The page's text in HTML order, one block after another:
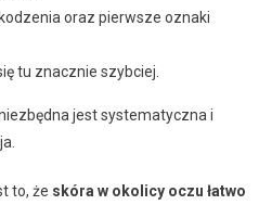
oraz pierwsze oznaki
tu znacznie szybciej.
jest systematyczna i
to, że skóra w okolicy oczu łatwo